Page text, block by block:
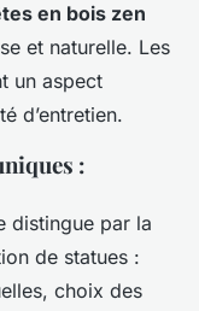
en bois zen
et naturelle. Les
un aspect
d’entretien.
:
distingue par la
de statues :
choix des